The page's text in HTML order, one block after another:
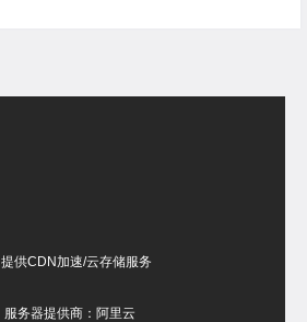
提供CDN加速/云存储服务
服务器提供商：阿里云